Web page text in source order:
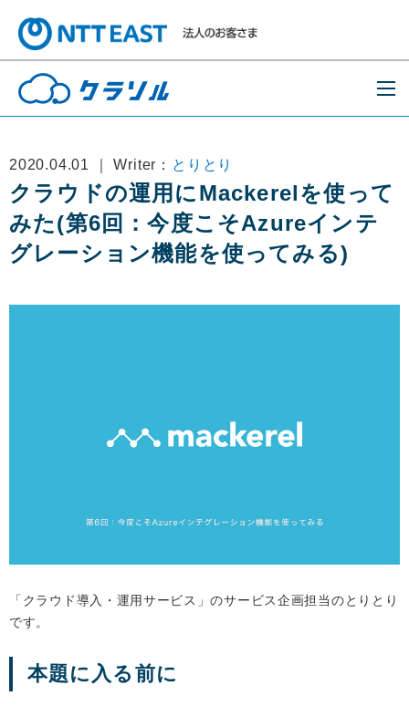
2020.04.01 ｜ Writer： とりとり
クラウドの運用にMackerelを使って
みた(第6回：今度こそAzureインテ
グレーション機能を使ってみる)
「クラウド導入・運用サービス」のサービス企画担当のとりとり
です。
本題に入る前に